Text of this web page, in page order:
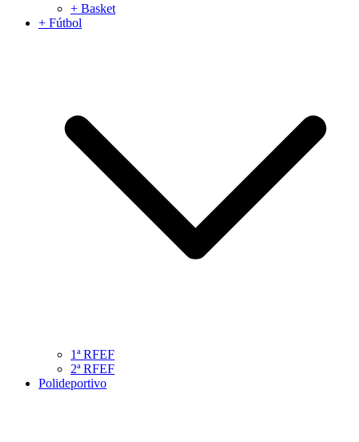
+ Basket
+ Fútbol
1ª RFEF
2ª RFEF
Polideportivo